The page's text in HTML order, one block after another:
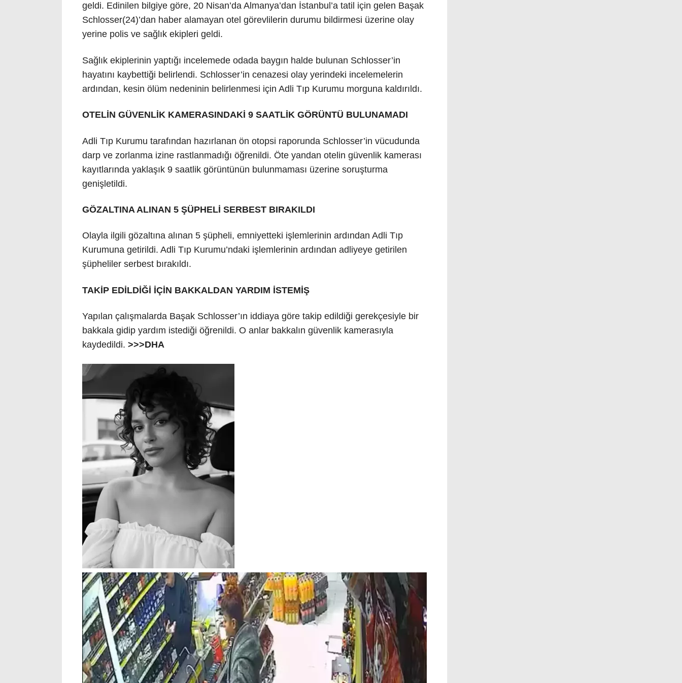
geldi. Edinilen bilgiye göre, 20 Nisan’da Almanya’dan İstanbul’a tatil için gelen Başak
Schlosser(24)’dan haber alamayan otel görevlilerin durumu bildirmesi üzerine olay
yerine polis ve sağlık ekipleri geldi.
Sağlık ekiplerinin yaptığı incelemede odada baygın halde bulunan Schlosser’in
hayatını kaybettiği belirlendi. Schlosser’in cenazesi olay yerindeki incelemelerin
ardından, kesin ölüm nedeninin belirlenmesi için Adli Tıp Kurumu morguna kaldırıldı.
OTELİN GÜVENLİK KAMERASINDAKİ 9 SAATLİK GÖRÜNTÜ BULUNAMADI
Adli Tıp Kurumu tarafından hazırlanan ön otopsi raporunda Schlosser’in vücudunda
darp ve zorlanma izine rastlanmadığı öğrenildi. Öte yandan otelin güvenlik kamerası
kayıtlarında yaklaşık 9 saatlik görüntünün bulunmaması üzerine soruşturma
genişletildi.
GÖZALTINA ALINAN 5 ŞÜPHELİ SERBEST BIRAKILDI
Olayla ilgili gözaltına alınan 5 şüpheli, emniyetteki işlemlerinin ardından Adli Tıp
Kurumuna getirildi. Adli Tıp Kurumu’ndaki işlemlerinin ardından adliyeye getirilen
şüpheliler serbest bırakıldı.
TAKİP EDİLDİĞİ İÇİN BAKKALDAN YARDIM İSTEMİŞ
Yapılan çalışmalarda Başak Schlosser’ın iddiaya göre takip edildiği gerekçesiyle bir
bakkala gidip yardım istediği öğrenildi. O anlar bakkalın güvenlik kamerasıyla
kaydedildi. >>>DHA